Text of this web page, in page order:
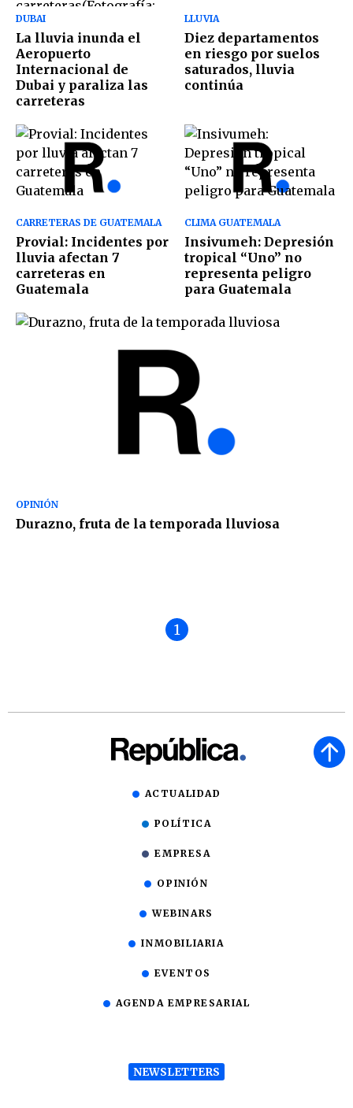
DUBAI
La lluvia inunda el
Aeropuerto
Internacional de
Dubai y paraliza las
carreteras
LLUVIA
Diez departamentos
en riesgo por suelos
saturados, lluvia
continúa
CARRETERAS DE GUATEMALA
Provial: Incidentes por
lluvia afectan 7
carreteras en
Guatemala
CLIMA GUATEMALA
Insivumeh: Depresión
tropical “Uno” no
representa peligro
para Guatemala
OPINIÓN
Durazno, fruta de la temporada lluviosa
1
ACTUALIDAD
POLÍTICA
EMPRESA
OPINIÓN
WEBINARS
INMOBILIARIA
EVENTOS
AGENDA EMPRESARIAL
NEWSLETTERS